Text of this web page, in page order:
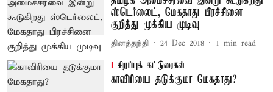
ஸ்டெர்லைட், மேகதாது பிரச்சினை
குறித்து முக்கிய முடிவு
தினத்தந்தி 24 Dec 2018 1 min read
சிறப்புக் கட்டுரைகள்
காவிரியை தடுக்குமா மேகதாது?